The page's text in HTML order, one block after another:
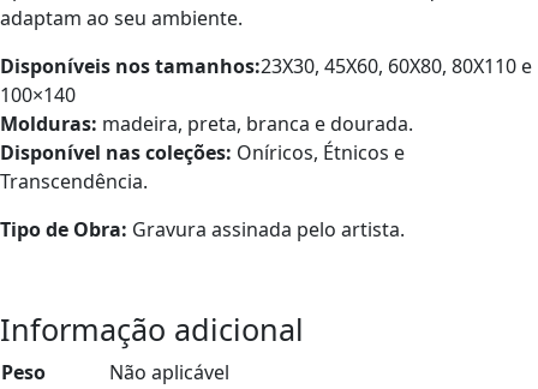
adaptam ao seu ambiente.
Disponíveis nos tamanhos:23X30, 45X60, 60X80, 80X110 e
100×140
Molduras: madeira, preta, branca e dourada.
Disponível nas coleções: Oníricos, Étnicos e
Transcendência.
Tipo de Obra: Gravura assinada pelo artista.
Informação adicional
Peso
Não aplicável